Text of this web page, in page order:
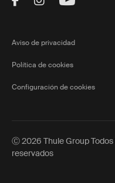
Aviso de privacidad
Política de cookies
Configuración de cookies
Ⓒ 2026 Thule Group
reservados